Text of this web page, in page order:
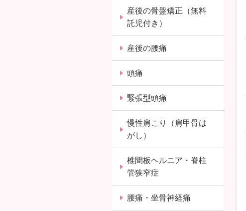
産後の骨盤矯正（無料
託児付き）
産後の腰痛
頭痛
緊張型頭痛
慢性肩こり（肩甲骨は
がし）
椎間板ヘルニア・脊柱
管狭窄症
腰痛・坐骨神経痛